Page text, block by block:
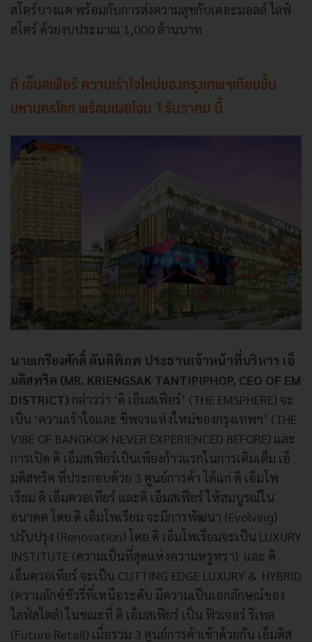
สโตร์บางแค พร้อมกับการส่งความสุขกับเดอะมอลล์ ไลฟ์
สโตร์ ด้วยงบประมาณ 1,000 ล้านบาท
ดิ เอ็มสเฟียร์ ความเร้าใจใหม่ของกรุงเทพฯเทียบชั้น
มหานครโลก พร้อมเผยโฉม 1 ธันวาคม นี้
นายเกรียงศักดิ์ ตันติพิภพ ประธานเจ้าหน้าที่บริหาร เอ็
มดิสทริค (MR. KRIENGSAK TANTIPIPHOP, CEO OF EM
DISTRICT) กล่าวว่า ‘ดิ เอ็มสเฟียร์’ (THE EMSPHERE) จะ
เป็น ‘ความเร้าใจและ ชีพจรแห่งใหม่ของกรุงเทพฯ’ (THE
VIBE OF BANGKOK NEVER EXPERIENCED BEFORE) และ
การเปิด ดิ เอ็มสเฟียร์เป็นเพียงก้าวแรกในการเติมเต็ม เอ็
มดิสทริค ที่ประกอบด้วย 3 ศูนย์การค้า ได้แก่ ดิ เอ็มโพ
เรียม ดิ เอ็มควอเทียร์ และดิ เอ็มสเฟียร์ ให้สมบูรณ์ใน
อนาคต โดย ดิ เอ็มโพเรียม จะมีการพัฒนา (Evolving)
ปรับปรุง (Renovation) โดย ดิ เอ็มโพเรียมจะเป็น LUXURY
INSTITUTE (ความเป็นที่สุดแห่งความหรูหรา) และ ดิ
เอ็มควอเทียร์ จะเป็น CUTTING EDGE LUXURY & HYBRID
(ความลักซ์ชัวรี่ที่เหนือระดับ มีความเป็นเอกลักษณ์ของ
ไลฟ์สไตล์) ในขณะที่ ดิ เอ็มสเฟียร์ เป็น ฟิวเจอร์ รีเทล
(Future Retail) เมื่อรวม 3 ศูนย์การค้าเข้าด้วยกัน เอ็มดิส